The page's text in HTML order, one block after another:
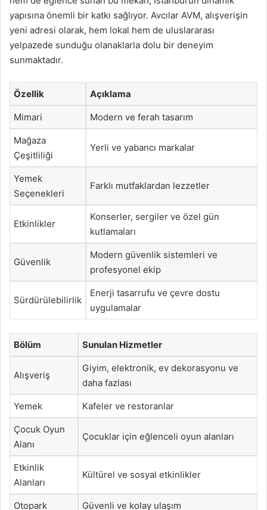
yapısına önemli bir katkı sağlıyor. Avcılar AVM, alışverişin
yeni adresi olarak, hem lokal hem de uluslararası
yelpazede sunduğu olanaklarla dolu bir deneyim
sunmaktadır.
Özellik Açıklama
Mimari Modern ve ferah tasarım
Mağaza
Çeşitliliği
Yerli ve yabancı markalar
Yemek
Seçenekleri
Farklı mutfaklardan lezzetler
Etkinlikler
Konserler, sergiler ve özel gün
kutlamaları
Güvenlik
Modern güvenlik sistemleri ve
profesyonel ekip
Sürdürülebilirlik
Enerji tasarrufu ve çevre dostu
uygulamalar
Bölüm Sunulan Hizmetler
Alışveriş
Giyim, elektronik, ev dekorasyonu ve
daha fazlası
Yemek Kafeler ve restoranlar
Çocuk Oyun
Alanı
Çocuklar için eğlenceli oyun alanları
Etkinlik
Alanları
Kültürel ve sosyal etkinlikler
Otopark Güvenli ve kolay ulaşım